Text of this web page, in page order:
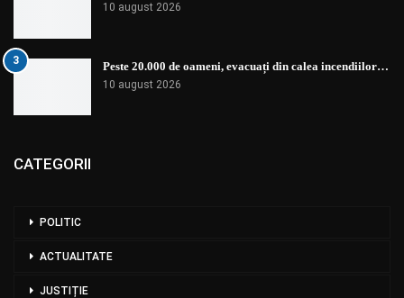
10 august 2026
3 Peste 20.000 de oameni, evacuați din calea incendiilor…
10 august 2026
CATEGORII
POLITIC
ACTUALITATE
JUSTIȚIE